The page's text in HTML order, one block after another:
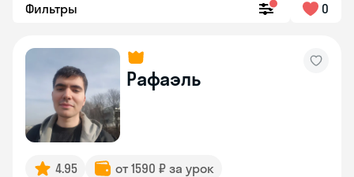
Фильтры 0
Рафаэль
4.95
от 1590 ₽ за урок